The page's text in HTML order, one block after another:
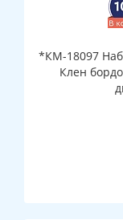
*КМ-18097
Клен